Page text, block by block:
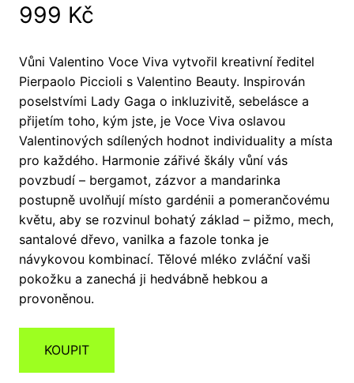
999 Kč
Vůni Valentino Voce Viva vytvořil kreativní ředitel
Pierpaolo Piccioli s Valentino Beauty. Inspirován
poselstvími Lady Gaga o inkluzivitě, sebelásce a
přijetím toho, kým jste, je Voce Viva oslavou
Valentinových sdílených hodnot individuality a místa
pro každého. Harmonie zářivé škály vůní vás
povzbudí – bergamot, zázvor a mandarinka
postupně uvolňují místo gardénii a pomerančovému
květu, aby se rozvinul bohatý základ – pižmo, mech,
santalové dřevo, vanilka a fazole tonka je
návykovou kombinací. Tělové mléko zvláční vaši
pokožku a zanechá ji hedvábně hebkou a
provoněnou.
KOUPIT